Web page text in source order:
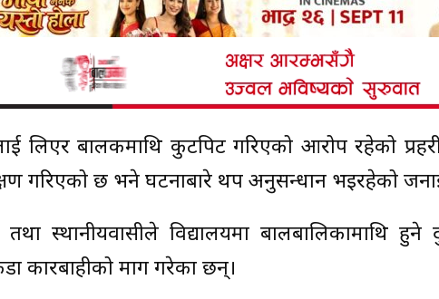
लिएर बालकमाथि कुटपिट गरिएको आरोप रहेको
गरिएको छ भने घटनाबारे थप अनुसन्धान भइरहेको
स्थानीयवासीले विद्यालयमा बालबालिकामाथि हुने
कारबाहीको माग गरेका छन्।